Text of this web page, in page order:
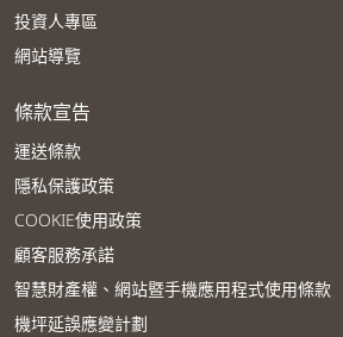
投資人專區
網站導覽
條款宣告
運送條款
隱私保護政策
COOKIE使用政策
顧客服務承諾
智慧財產權、網站暨手機應用程式使用條款
機坪延誤應變計劃